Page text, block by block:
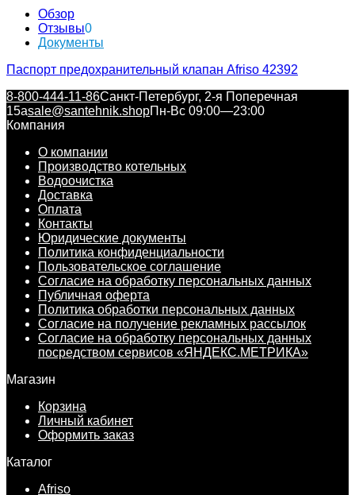
Обзор
Отзывы0
Документы
Паспорт предохранительный клапан Afriso 42392
8-800-444-11-86Санкт-Петербург, 2-я Поперечная
15аsale@santehnik.shopПн-Вс 09:00—23:00
Компания
О компании
Производство котельных
Водоочистка
Доставка
Оплата
Контакты
Юридические документы
Политика конфиденциальности
Пользовательское соглашение
Согласие на обработку персональных данных
Публичная оферта
Политика обработки персональных данных
Согласие на получение рекламных рассылок
Согласие на обработку персональных данных
посредством сервисов «ЯНДЕКС.МЕТРИКА»
Магазин
Корзина
Личный кабинет
Оформить заказ
Каталог
Afriso